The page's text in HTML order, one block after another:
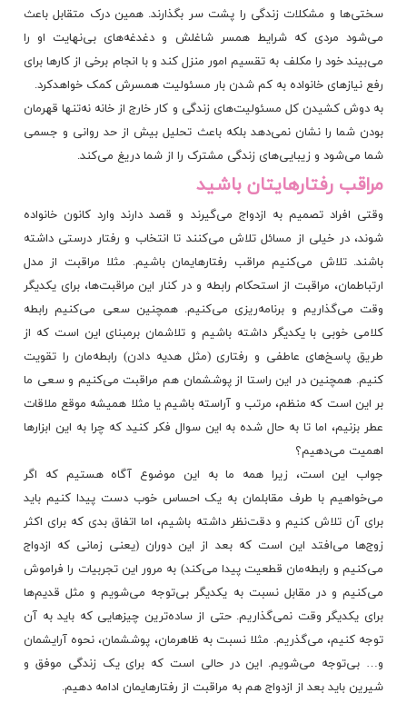
سختی‌ها و مشکلات زندگی را پشت سر بگذارند. همین درک متقابل باعث
می‌شود مردی که شرایط همسر شاغلش و دغدغه‌های بی‌نهایت او را
می‌بیند خود را مکلف به تقسیم امور منزل ‌کند و با انجام برخی از کارها برای
رفع نیازهای خانواده به کم شدن بار مسئولیت همسرش کمک خواهدکرد.
به دوش کشیدن کل مسئولیت‌های زندگی و کار خارج از خانه نه‌تنها قهرمان
بودن شما را نشان نمی‌دهد بلکه باعث تحلیل بیش از حد ‌روانی و جسمی
شما می‌شود و زیبایی‌های زندگی مشترک را از شما دریغ می‌کند.
مراقب رفتارهایتان باشید
وقتی افراد تصمیم به ازدواج می‌گیرند و قصد دارند وارد کانون خانواده
شوند، در خیلی از مسائل تلاش می‌کنند تا انتخاب و رفتار درستی داشته
باشند. تلاش می‌کنیم مراقب رفتارهایمان باشیم. مثلا مراقبت از مدل
ارتباطمان، مراقبت از استحکام رابطه و در کنار این مراقبت‌ها، برای یکدیگر
وقت می‌گذاریم و برنامه‌ریزی می‌کنیم. همچنین سعی می‌کنیم رابطه
کلامی خوبی با یکدیگر داشته باشیم و تلاشمان برمبنای این است که از
طریق پاسخ‌های عاطفی و رفتاری (مثل هدیه دادن) رابطه‌مان را تقویت
کنیم. همچنین در این راستا از پوششمان هم مراقبت می‌کنیم و سعی ما
بر این است که منظم، مرتب و آراسته باشیم یا مثلا همیشه موقع ملاقات
عطر بزنیم، اما تا به حال شده به این سوال فکر کنید که چرا به این ابزارها
اهمیت می‌دهیم؟
جواب این است، زیرا همه ما به این موضوع آگاه هستیم که اگر
می‌خواهیم با طرف مقابلمان به یک احساس خوب دست پیدا کنیم باید
برای آن تلاش کنیم و دقت‌نظر داشته باشیم، اما اتفاق بدی که برای اکثر
زوج‌ها می‌افتد این است که بعد از این دوران (یعنی زمانی که ازدواج
می‌کنیم و رابطه‌مان قطعیت پیدا می‌کند) به مرور این تجربیات را فراموش
می‌کنیم و در مقابل نسبت به یکدیگر بی‌توجه می‌شویم و مثل قدیم‌ها
برای یکدیگر وقت نمی‌گذاریم. حتی از ساده‌ترین چیزهایی که باید به آن
توجه کنیم، می‌گذریم. مثلا نسبت به ظاهرمان، پوششمان، نحوه آرایشمان
و… بی‌توجه می‌شویم. این در حالی است که برای یک زندگی موفق و
شیرین باید بعد از ازدواج هم به مراقبت از رفتارهایمان ادامه دهیم.